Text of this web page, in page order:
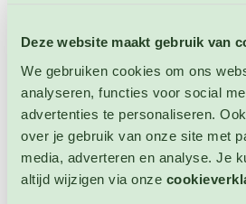
Deze website maakt gebruik van
We gebruiken cookies om ons
analyseren, functies voor social
advertenties te personaliseren.
over je gebruik van onze site met
media, adverteren en analyse. Je
altijd wijzigen via onze
verfrissende snack. Paprika is
met: ham, bacon, chorizo, gehakt,
rundvlees, varkensvlees, sardines,
zalm, gamba's, schaal- en
mozzarella, tofu, ricotta, appel,
pistache, sesamzaadjes, basilicum,
peterselie, dragon, groene peper,
tijm, gember, rozemarijn, oregano